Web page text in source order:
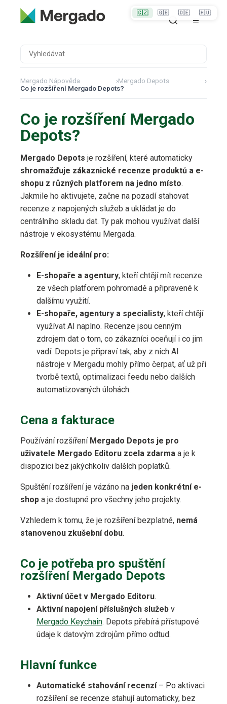
Mergado Nápověda ›Mergado Depots
›
Co je rozšíření Mergado Depots?
Co je rozšíření Mergado
Depots?
Mergado Depots je rozšíření, které automaticky
shromažďuje zákaznické recenze produktů a e-
shopu z různých platforem na jedno místo.
Jakmile ho aktivujete, začne na pozadí stahovat
recenze z napojených služeb a ukládat je do
centrálního skladu dat. Ty pak mohou využívat další
nástroje v ekosystému Mergada.
Rozšíření je ideální pro:
E-shopaře a agentury, kteří chtějí mít recenze
ze všech platforem pohromadě a připravené k
dalšímu využití.
E-shopaře, agentury a specialisty, kteří chtějí
využívat AI naplno. Recenze jsou cenným
zdrojem dat o tom, co zákazníci oceňují i co jim
vadí. Depots je připraví tak, aby z nich AI
nástroje v Mergadu mohly přímo čerpat, ať už při
tvorbě textů, optimalizaci feedu nebo dalších
automatizovaných úlohách.
Cena a fakturace
Používání rozšíření Mergado Depots je pro
uživatele Mergado Editoru zcela zdarma a je k
dispozici bez jakýchkoliv dalších poplatků.
Spuštění rozšíření je vázáno na jeden konkrétní e-
shop a je dostupné pro všechny jeho projekty.
Vzhledem k tomu, že je rozšíření bezplatné, nemá
stanovenou zkušební dobu.
Co je potřeba pro spuštění
rozšíření Mergado Depots
Aktivní účet v Mergado Editoru.
Aktivní napojení příslušných služeb v
Mergado Keychain. Depots přebírá přístupové
údaje k datovým zdrojům přímo odtud.
Hlavní funkce
Automatické stahování recenzí– Po aktivaci
rozšíření se recenze stahují automaticky, bez
🇨🇿 🇬🇧 🇩🇪 🇭🇺